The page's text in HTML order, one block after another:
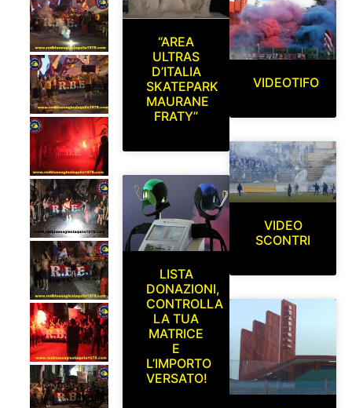
“AREA
ULTRAS
D’ITALIA
SKATEPARK
MAURANE
FRATY”
LISTA
DONAZIONI,
CONTROLLA
LA TUA
MATRICE
E
L’IMPORTO
VERSATO!
VIDEOTIFO
VIDEO
SCONTRI